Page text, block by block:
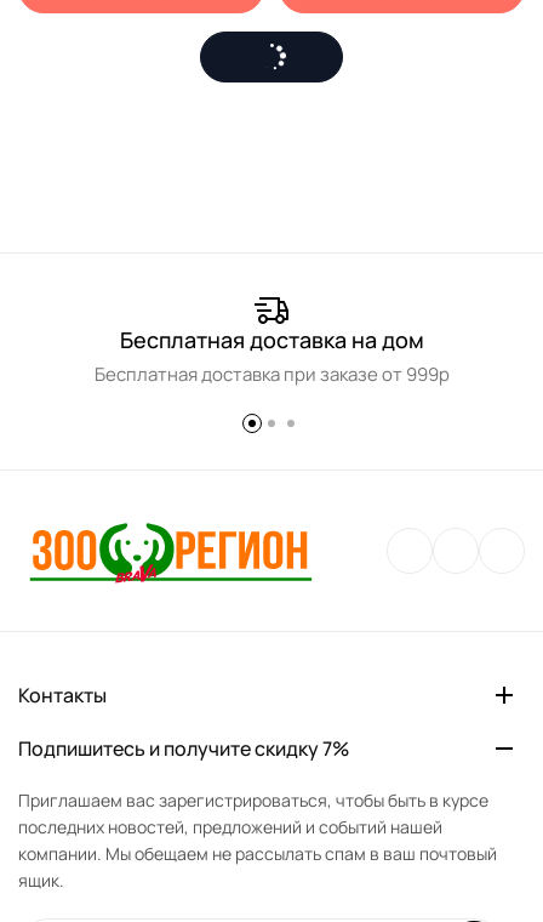
Бесплатная доставка на дом
Бесплатная доставка при заказе от 999р
Контакты
Подпишитесь и получите скидку 7%
Приглашаем вас зарегистрироваться, чтобы быть в курсе
последних новостей, предложений и событий нашей
компании. Мы обещаем не рассылать спам в ваш почтовый
ящик.